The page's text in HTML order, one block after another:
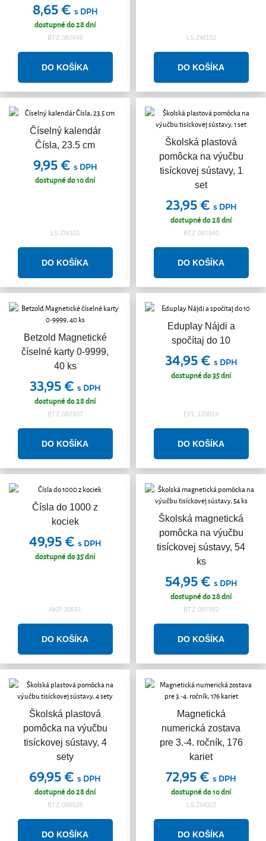
8,65 € s DPH
dostupné do 28 dní
BTZ.087646 LS.ZM102
Číselný kalendár
Čísla, 23.5 cm
9,95 € s DPH
dostupné do 10 dní
LS.ZM101
Školská plastová
pomôcka na výučbu
tisíckovej sústavy, 1
set
23,95 € s DPH
dostupné do 28 dní
BTZ.081940
Betzold Magnetické
číselné karty 0-9999,
40 ks
33,95 € s DPH
dostupné do 28 dní
BTZ.087937
Eduplay Nájdi a
spočítaj do 10
34,95 € s DPH
dostupné do 35 dní
EPL.120814
Čísla do 1000 z
kociek
49,95 € s DPH
dostupné do 35 dní
AKR.30691
Školská magnetická
pomôcka na výučbu
tisíckovej sústavy, 54
ks
54,95 € s DPH
dostupné do 28 dní
BTZ.087992
Školská plastová
pomôcka na výučbu
tisíckovej sústavy, 4
sety
69,95 € s DPH
dostupné do 28 dní
BTZ.086528
Magnetická
numerická zostava
pre 3.-4. ročník, 176
kariet
72,95 € s DPH
dostupné do 10 dní
LS.ZM022